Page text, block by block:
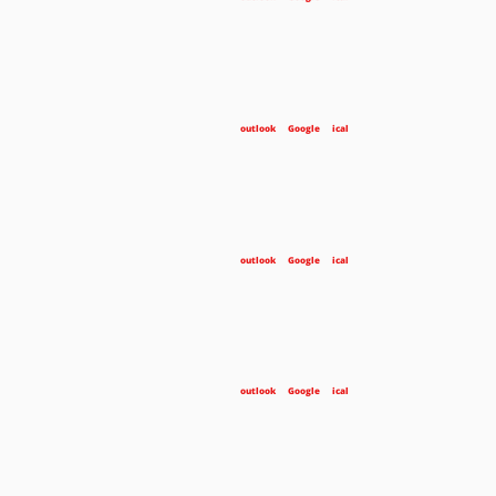
ical
Google
outlook
ical
Google
outlook
ical
Google
outlook